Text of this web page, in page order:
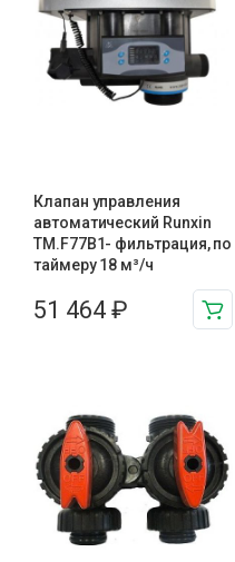
Клапан управления
автоматический Runxin
TM.F77B1- фильтрация, по
таймеру 18 м³/ч
51 464 ₽